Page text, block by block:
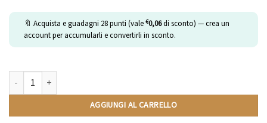
🔖 Acquista e guadagni 28punti (vale €0,06di sconto) — crea un
account per accumularli e convertirli in sconto.
Sambuca | Compatibili Lavazza A Modo Mio | 10 Capsule quantità
AGGIUNGI AL CARRELLO